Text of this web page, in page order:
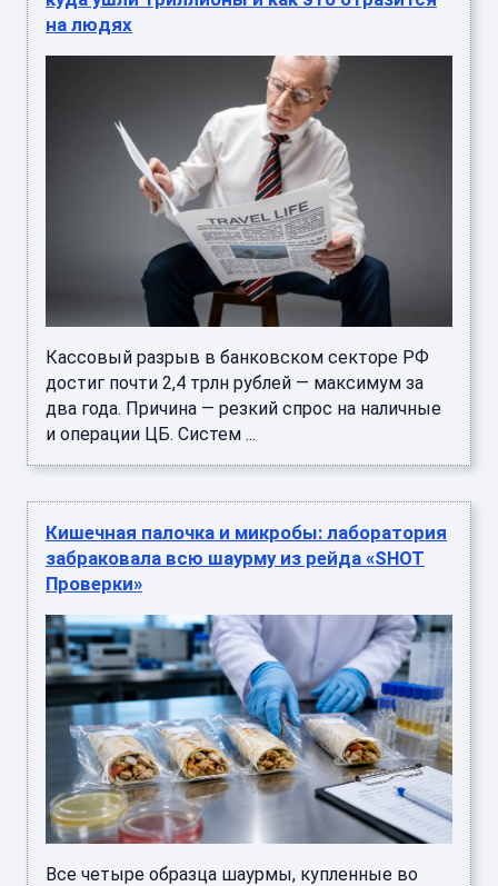
на людях
Кассовый разрыв в банковском секторе РФ
достиг почти 2,4 трлн рублей — максимум за
два года. Причина — резкий спрос на наличные
и операции ЦБ. Систем ...
Кишечная палочка и микробы: лаборатория
забраковала всю шаурму из рейда «SHOT
Проверки»
Все четыре образца шаурмы, купленные во